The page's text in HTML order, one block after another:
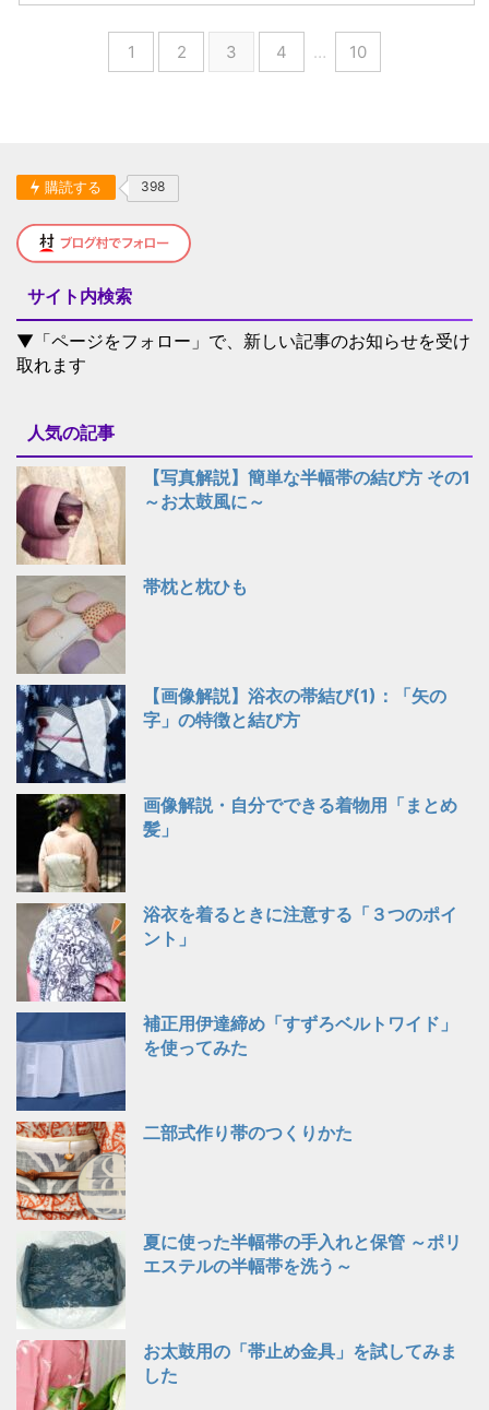
1 2 3 4 … 10
購読する 398
サイト内検索
▼「ページをフォロー」で、新しい記事のお知らせを受け
取れます
人気の記事
【写真解説】簡単な半幅帯の結び方 その1
～お太鼓風に～
帯枕と枕ひも
【画像解説】浴衣の帯結び(1)：「矢の
字」の特徴と結び方
画像解説・自分でできる着物用「まとめ
髪」
浴衣を着るときに注意する「３つのポイ
ント」
補正用伊達締め「すずろベルトワイド」
を使ってみた
二部式作り帯のつくりかた
夏に使った半幅帯の手入れと保管 ～ポリ
エステルの半幅帯を洗う～
お太鼓用の「帯止め金具」を試してみま
した